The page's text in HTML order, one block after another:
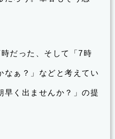
だった、そして「7時
なぁ？」などと考えてい
早く出ませんか？」の提